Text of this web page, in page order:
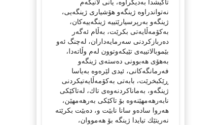
تاكیشدا بەدیكراوە، یانی لانیكەم
نەتواندراوە ژینگەو هۆشیاری ژینگەیی،
ژینگەو بەرپرسیارێتییە ژینگەییەكان،
بەكۆمەڵایەتی بكرێت، بەڵام ئەگەر
دەربازكردنی سەرمایەداران، لەچنگ ئەو
بێموبالاتییەی تێیكەوتوون لەم وڵاتەدا،
بەهۆی هەبوونی دەستەی ژینگەو
فەرمانگەكانی، ئیدی لێرەوە بەیاسا
ڕێكبخرێت، بابەتی بەكۆمەڵایەتیكردنی
ژینگەو، بەماناكردنەوەی تاك، لەتاكێكی
نابەرهەمهێنەوە بۆ تاكێكی بەرهەمهێن،
هەروا سادەو سانا نابێت و، دەبێت بكرێتە
نەریتێك تیایدا ژینگە بۆ هەمووان،